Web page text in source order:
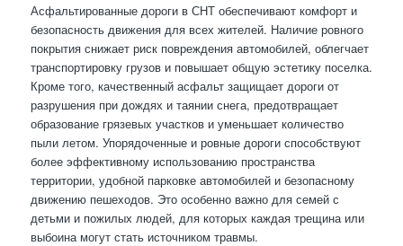
Асфальтированные дороги в СНТ обеспечивают комфорт и
безопасность движения для всех жителей. Наличие ровного
покрытия снижает риск повреждения автомобилей, облегчает
транспортировку грузов и повышает общую эстетику поселка.
Кроме того, качественный асфальт защищает дороги от
разрушения при дождях и таянии снега, предотвращает
образование грязевых участков и уменьшает количество
пыли летом. Упорядоченные и ровные дороги способствуют
более эффективному использованию пространства
территории, удобной парковке автомобилей и безопасному
движению пешеходов. Это особенно важно для семей с
детьми и пожилых людей, для которых каждая трещина или
выбоина могут стать источником травмы.